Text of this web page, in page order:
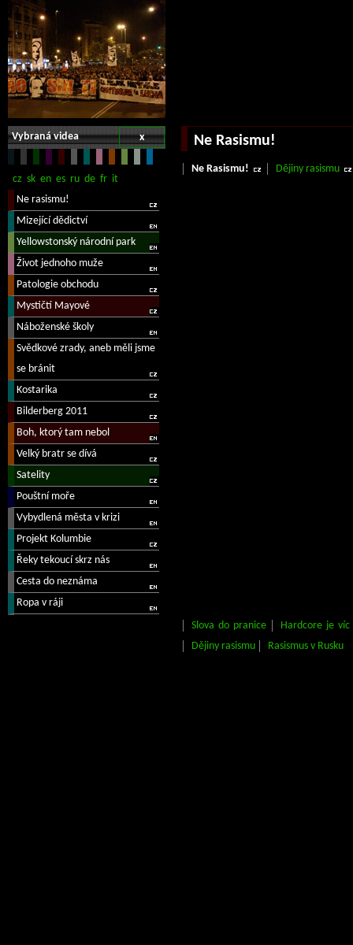
x
Vybraná videa Ne Rasismu!
Ne Rasismu! Dějiny rasismu
Slova do pranice
Hardcore je víc
Dějiny rasismu
Rasismus v Rusku